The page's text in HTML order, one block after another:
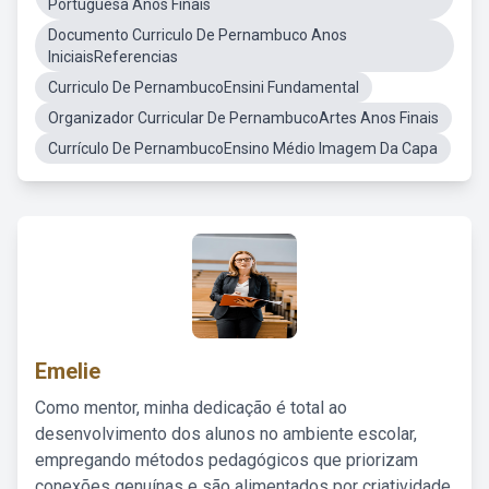
Portuguesa Anos Finais
Documento Curriculo De Pernambuco Anos
IniciaisReferencias
Curriculo De PernambucoEnsini Fundamental
Organizador Curricular De PernambucoArtes Anos Finais
Currículo De PernambucoEnsino Médio Imagem Da Capa
Emelie
Como mentor, minha dedicação é total ao
desenvolvimento dos alunos no ambiente escolar,
empregando métodos pedagógicos que priorizam